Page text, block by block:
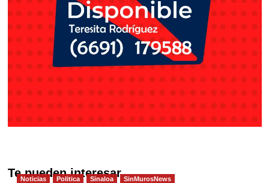
Te pueden interesar
Noticias Politica Sinaloa SinMurosNews